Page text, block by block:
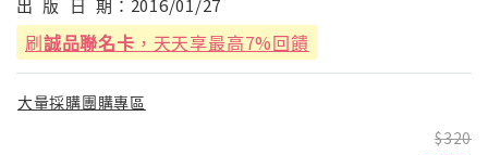
刷誠品聯名卡 ，天天享最高7%回饋
大量採購團購專區
320